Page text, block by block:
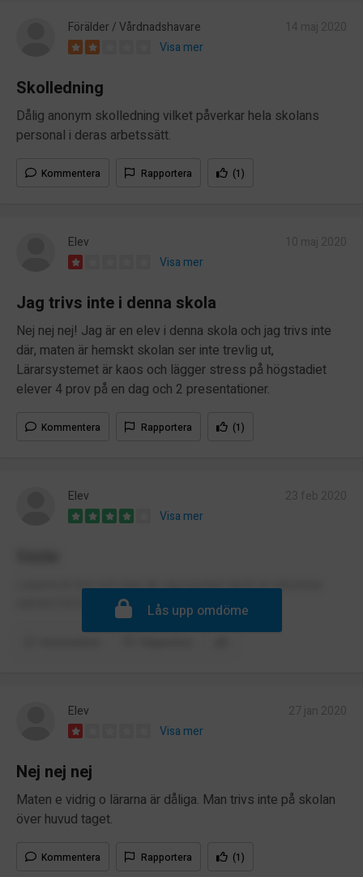
Förälder / Vårdnadshavare
Visa mer
Skolledning
Dålig anonym skolledning vilket påverkar hela skolans
personal i deras arbetssätt.
Kommentera Rapportera (1)
Elev
Visa mer
Jag trivs inte i denna skola
Nej nej nej! Jag är en elev i denna skola och jag trivs inte
där, maten är hemskt skolan ser inte trevlig ut,
Lärarsystemet är kaos och lägger stress på högstadiet
elever 4 prov på en dag och 2 presentationer.
Kommentera Rapportera (1)
Elev
Visa mer
Lärarna är bra och man lär sig mycket dock är eleverna
Lås upp omdöme
Elev
Visa mer
Nej nej nej
Maten e vidrig o lärarna är dåliga. Man trivs inte på skolan
över huvud taget.
Kommentera Rapportera (1)